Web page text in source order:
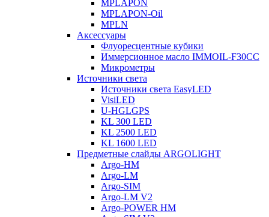
MPLAPON
MPLAPON-Oil
MPLN
Аксессуары
Флуоресцентные кубики
Иммерсионное масло IMMOIL-F30CC
Микрометры
Источники света
Источники света EasyLED
VisiLED
U-HGLGPS
KL 300 LED
KL 2500 LED
KL 1600 LED
Предметные слайды ARGOLIGHT
Argo-HM
Argo-LM
Argo-SIM
Argo-LM V2
Argo-POWER HM